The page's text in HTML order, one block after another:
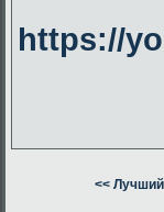
https://
<<